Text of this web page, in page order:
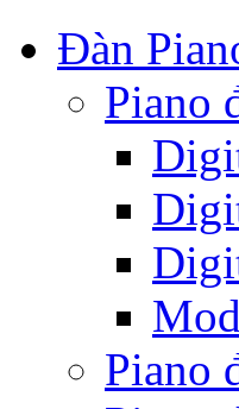
Đàn
Piano
Piano